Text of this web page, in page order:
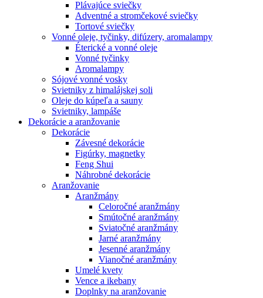
Plávajúce sviečky
Adventné a stromčekové sviečky
Tortové sviečky
Vonné oleje, tyčinky, difúzery, aromalampy
Éterické a vonné oleje
Vonné tyčinky
Aromalampy
Sójové vonné vosky
Svietniky z himalájskej soli
Oleje do kúpeľa a sauny
Svietniky, lampáše
Dekorácie a aranžovanie
Dekorácie
Závesné dekorácie
Figúrky, magnetky
Feng Shui
Náhrobné dekorácie
Aranžovanie
Aranžmány
Celoročné aranžmány
Smútočné aranžmány
Sviatočné aranžmány
Jarné aranžmány
Jesenné aranžmány
Vianočné aranžmány
Umelé kvety
Vence a ikebany
Doplnky na aranžovanie